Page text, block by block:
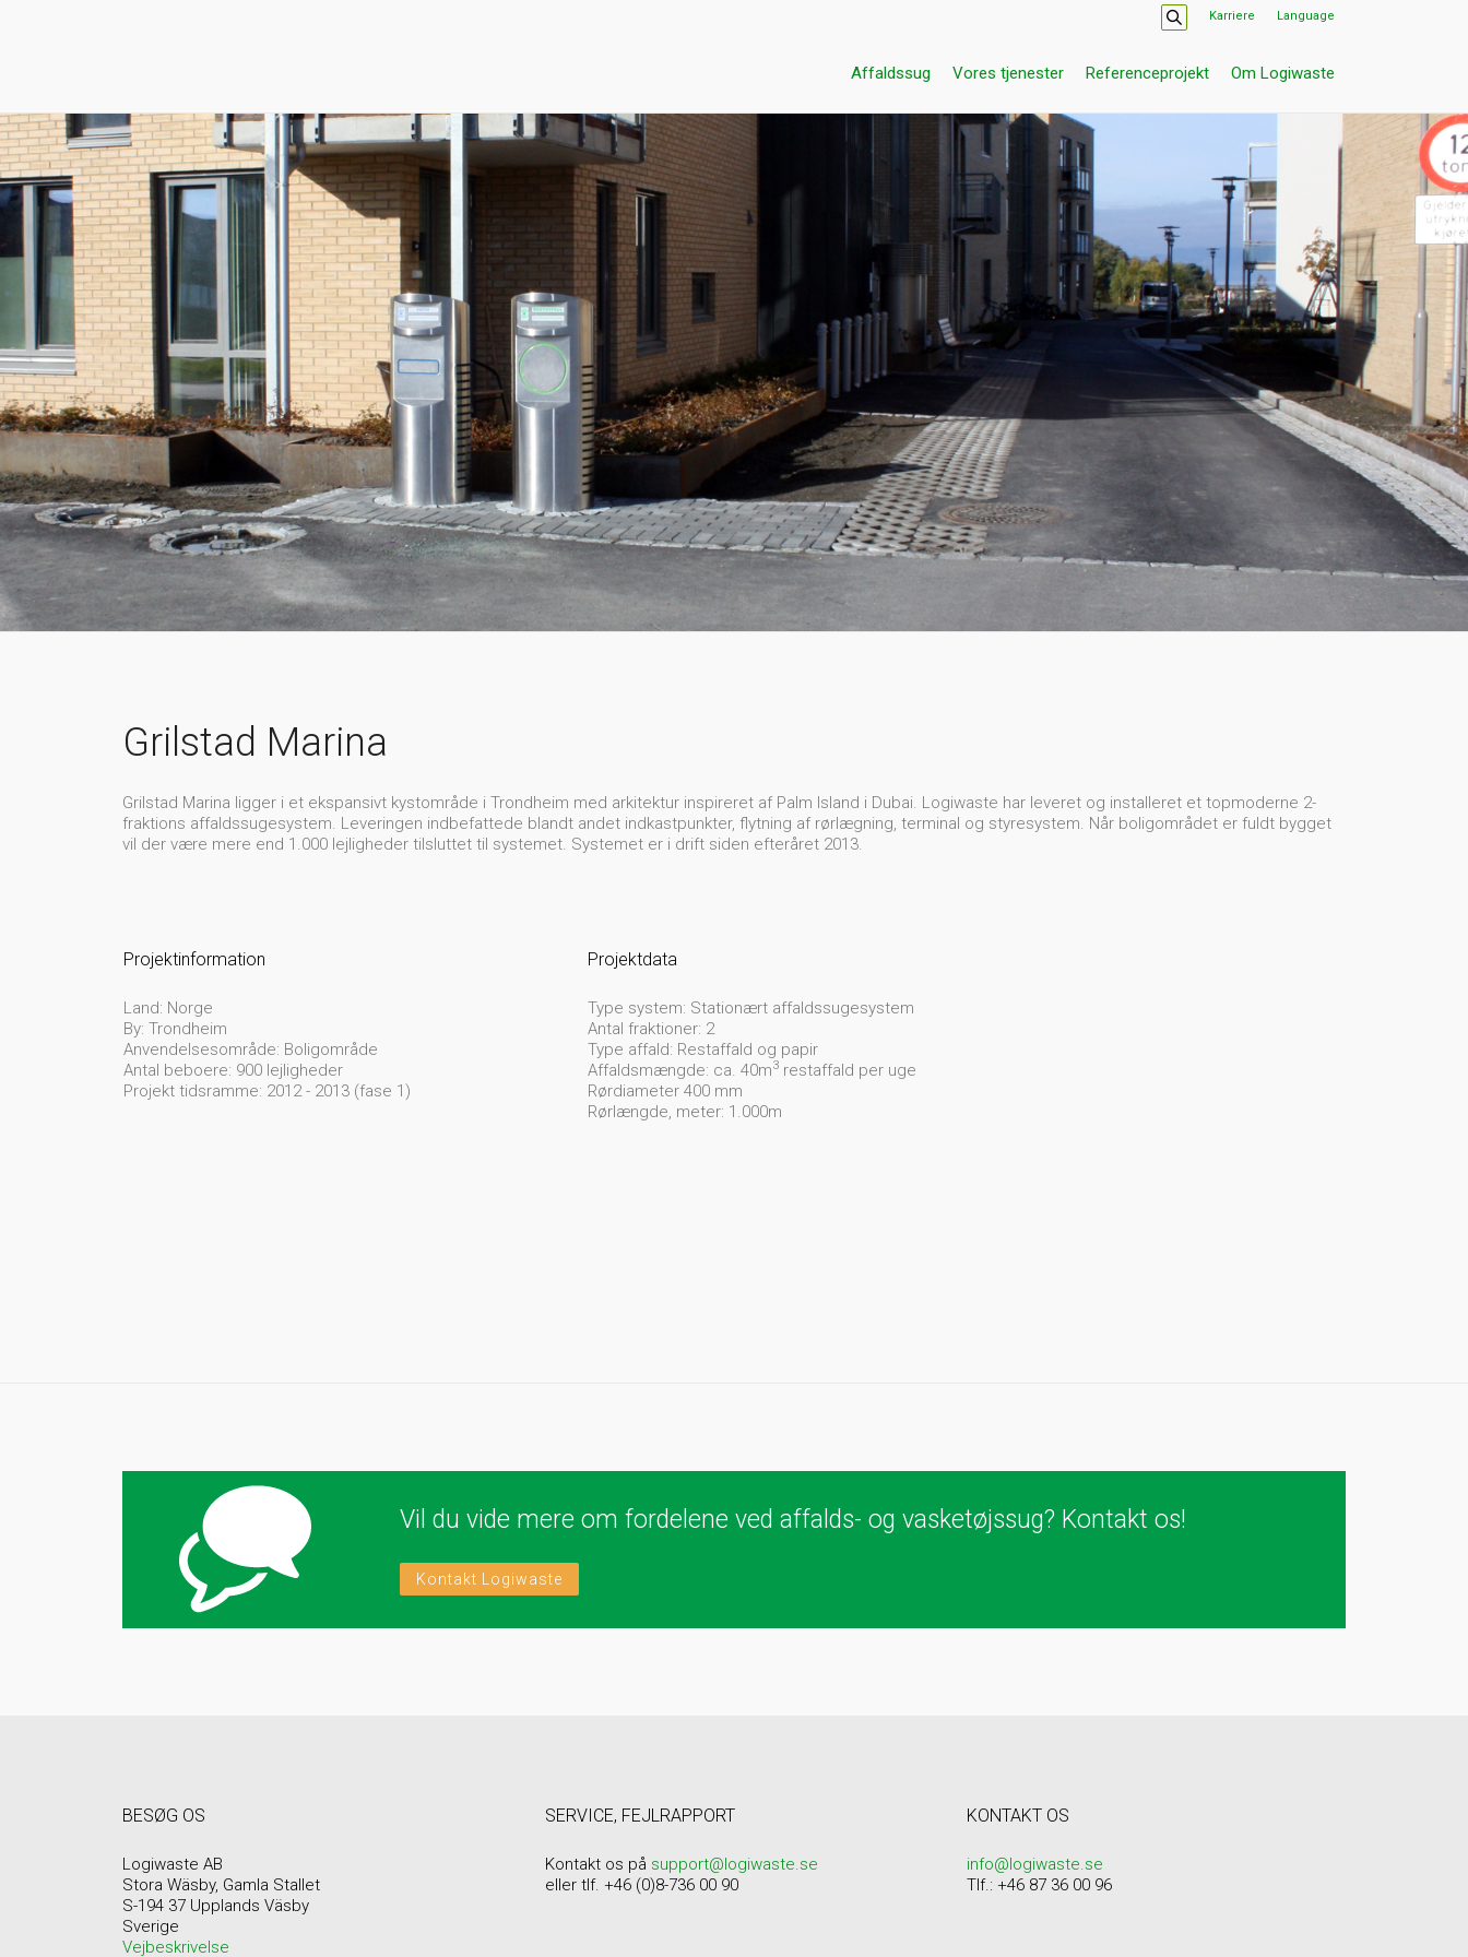
Karriere Language
Affaldssug Vores tjenester Referenceprojekt Om Logiwaste
Grilstad Marina
Grilstad Marina ligger i et ekspansivt kystområde i Trondheim med arkitektur inspireret af Palm Island i Dubai. Logiwaste har leveret og installeret et topmoderne 2-
fraktions affaldssugesystem. Leveringen indbefattede blandt andet indkastpunkter, flytning af rørlægning, terminal og styresystem. Når boligområdet er fuldt bygget
vil der være mere end 1.000 lejligheder tilsluttet til systemet. Systemet er i drift siden efteråret 2013.
Projektinformation
Land: Norge
By: Trondheim
Anvendelsesområde: Boligområde
Antal beboere: 900 lejligheder
Projekt tidsramme: 2012 - 2013 (fase 1)
Projektdata
Type system: Stationært affaldssugesystem
Antal fraktioner: 2
Type affald: Restaffald og papir
Affaldsmængde: ca. 40m3 restaffald per uge
Rørdiameter 400 mm
Rørlængde, meter: 1.000m
Vil du vide mere om fordelene ved affalds- og vasketøjssug? Kontakt os!
Kontakt Logiwaste
BESØG OS
Logiwaste AB
Stora Wäsby, Gamla Stallet
S-194 37 Upplands Väsby
Sverige
Vejbeskrivelse
SERVICE, FEJLRAPPORT
Kontakt os på support@logiwaste.se
eller tlf. +46 (0)8-736 00 90
KONTAKT OS
info@logiwaste.se
Tlf.: +46 87 36 00 96